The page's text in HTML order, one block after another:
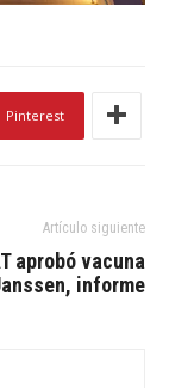
Pinterest
Artículo siguiente
aprobó vacuna
informe